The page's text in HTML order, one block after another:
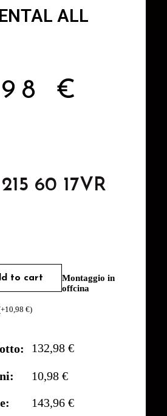
ALL
€
60 17VR
to cart
Montaggio in
offcina
+10,98 €)
132,98 €
10,98 €
143,96 €